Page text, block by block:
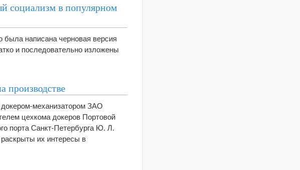
в популярном
написана черновая версия
и последовательно изложены
производстве
механизатором ЗАО
цехкома докеров Портовой
порта Санкт-Петербурга Ю. Л.
их интересы в